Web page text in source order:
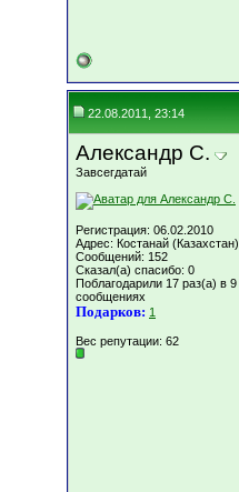
22.08.2011, 23:14
Александр С.
Завсегдатай
Регистрация: 06.02.2010
Адрес: Костанай (Казахстан)
Сообщений: 152
Сказал(а) спасибо: 0
Поблагодарили 17 раз(а) в 9
сообщениях
Подарков: 1
Вес репутации: 62